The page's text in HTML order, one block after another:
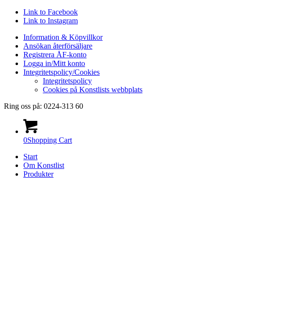
Link to Facebook
Link to Instagram
Information & Köpvillkor
Ansökan återförsäljare
Registrera ÅF-konto
Logga in/Mitt konto
Integritetspolicy/Cookies
Integritetspolicy
Cookies på Konstlists webbplats
Ring oss på: 0224-313 60
0Shopping Cart
Start
Om Konstlist
Produkter